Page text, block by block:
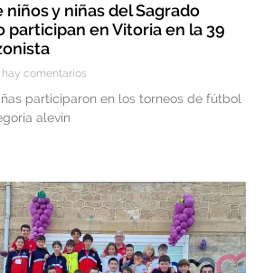
y niñas del Sagrado
participan en Vitoria en la 39
hay comentarios
participaron en los torneos de fútbol
alevín